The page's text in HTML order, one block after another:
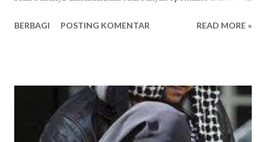
mau gue apain-lah. Mau gue monopoli isinya ( source code )
Ya, itu juga resiko. Jayalah perabadan mesin berpikir
mandiri! Jaya! Jaya! Jaya! Terlalu menjiwai Ndri! Wkwkwk
Paling tidak hikmah dari berita ini ada kesadaran. Kenapa
BERBAGI POSTING KOMENTAR READ MORE »